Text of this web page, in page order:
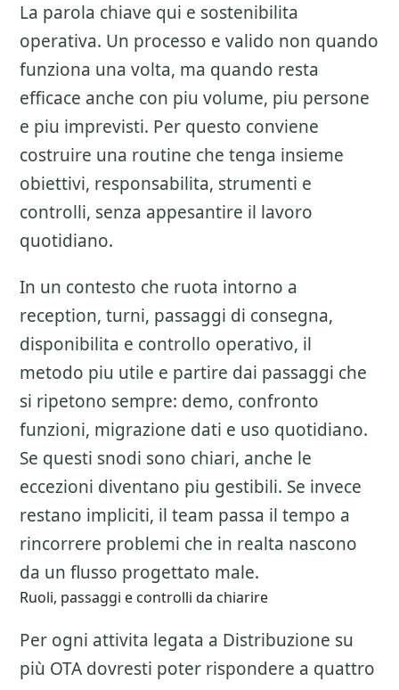
La parola chiave qui e sostenibilita
operativa. Un processo e valido non quando
funziona una volta, ma quando resta
efficace anche con piu volume, piu persone
e piu imprevisti. Per questo conviene
costruire una routine che tenga insieme
obiettivi, responsabilita, strumenti e
controlli, senza appesantire il lavoro
quotidiano.
In un contesto che ruota intorno a
reception, turni, passaggi di consegna,
disponibilita e controllo operativo, il
metodo piu utile e partire dai passaggi che
si ripetono sempre: demo, confronto
funzioni, migrazione dati e uso quotidiano.
Se questi snodi sono chiari, anche le
eccezioni diventano piu gestibili. Se invece
restano impliciti, il team passa il tempo a
rincorrere problemi che in realta nascono
da un flusso progettato male.
Ruoli, passaggi e controlli da chiarire
Per ogni attivita legata a Distribuzione su
più OTA dovresti poter rispondere a quattro